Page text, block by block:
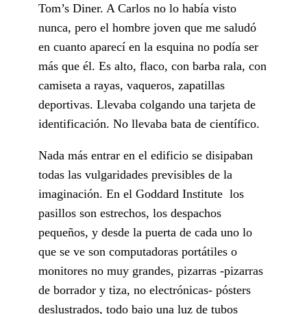
Tom’s Diner. A Carlos no lo había visto
nunca, pero el hombre joven que me saludó
en cuanto aparecí en la esquina no podía ser
más que él. Es alto, flaco, con barba rala, con
camiseta a rayas, vaqueros, zapatillas
deportivas. Llevaba colgando una tarjeta de
identificación. No llevaba bata de científico.
Nada más entrar en el edificio se disipaban
todas las vulgaridades previsibles de la
imaginación. En el Goddard Institute los
pasillos son estrechos, los despachos
pequeños, y desde la puerta de cada uno lo
que se ve son computadoras portátiles o
monitores no muy grandes, pizarras -pizarras
de borrador y tiza, no electrónicas- pósters
deslustrados, todo bajo una luz de tubos